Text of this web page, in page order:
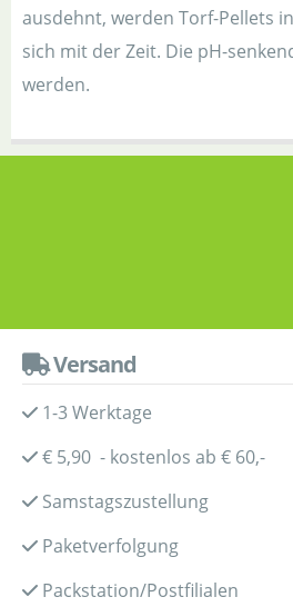
ausdehnt, werden Torf-Pellets
sich mit der Zeit. Die pH-
werden.
Versand
1-3 Werktage
€ 5,90 - kostenlos ab € 60,-
Samstagszustellung
Paketverfolgung
Packstation/Postfilialen